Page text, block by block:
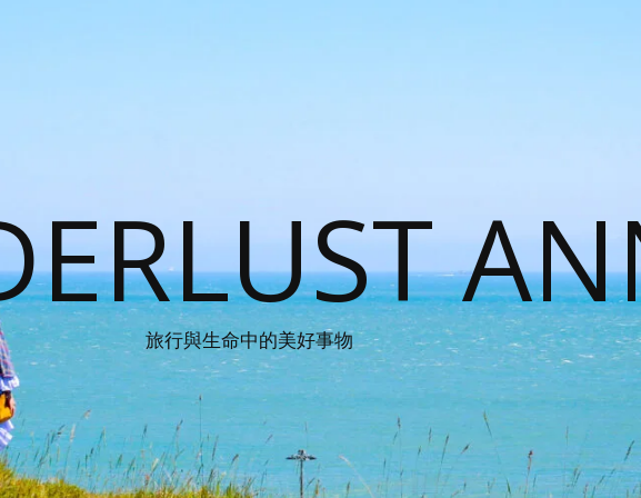
旅行與生命中的美好事物